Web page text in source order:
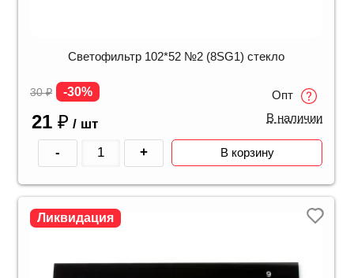
Светофильтр 102*52 №2 (8SG1) стекло
30₽ -30%
21 ₽ / шт
Опт
В наличии
- + В корзину
Ликвидация